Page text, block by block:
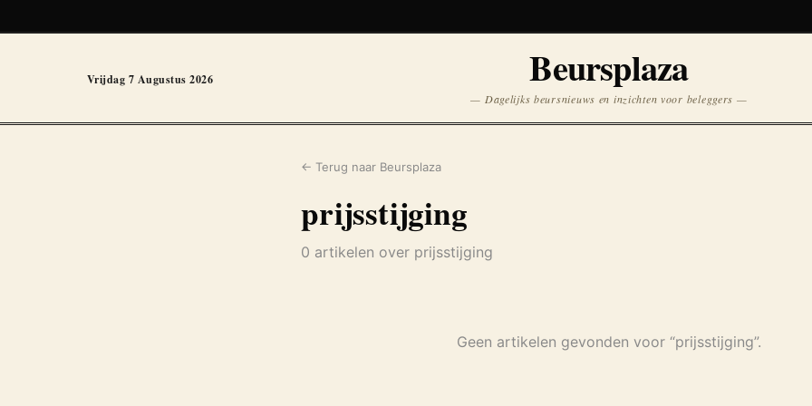
Vrijdag 7 Augustus 2026 Beursplaza
— Dagelijks beursnieuws en inzichten voor beleggers —
← Terug naar Beursplaza
prijsstijging
0 artikelen over prijsstijging
Geen artikelen gevonden voor “prijsstijging”.